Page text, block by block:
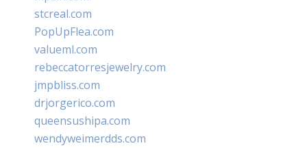
stcreal.com
PopUpFlea.com
valueml.com
rebeccatorresjewelry.com
jmpbliss.com
drjorgerico.com
queensushipa.com
wendyweimerdds.com